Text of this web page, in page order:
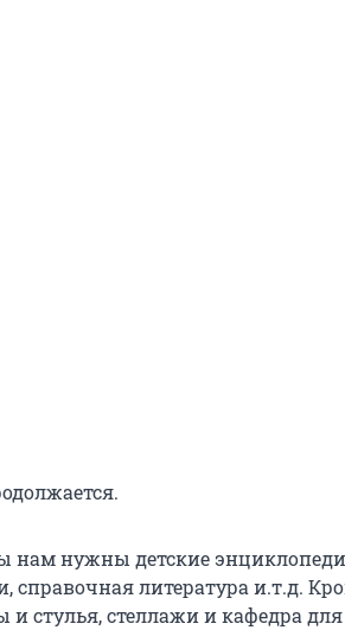
нам нужны детские
справочная литература и.т.д.
и стулья, стеллажи и кафедра для